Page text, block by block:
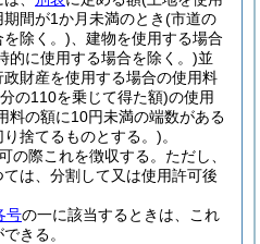
間が1か月未満のとき(市道の
除く。) 、建物を使用する場合
的に使用する場合を除く。)並
財産を使用する場合の使用料
の110を乗じて得た額)の使用
料の額に10円未満の端数がある
捨てるものとする。)。
の際これを徴収する。 ただし、
は、分割して又は使用許可後
号の一に該当するときは、これ
きる。